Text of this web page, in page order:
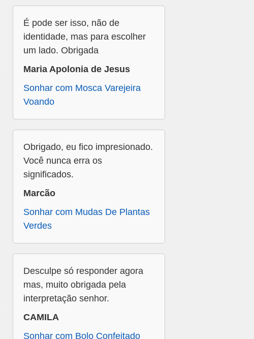
É pode ser isso, não de
identidade, mas para escolher
um lado. Obrigada
Maria Apolonia de Jesus
Sonhar com Mosca Varejeira
Voando
Obrigado, eu fico impresionado.
Você nunca erra os
significados.
Marcão
Sonhar com Mudas De Plantas
Verdes
Desculpe só responder agora
mas, muito obrigada pela
interpretação senhor.
CAMILA
Sonhar com Bolo Confeitado